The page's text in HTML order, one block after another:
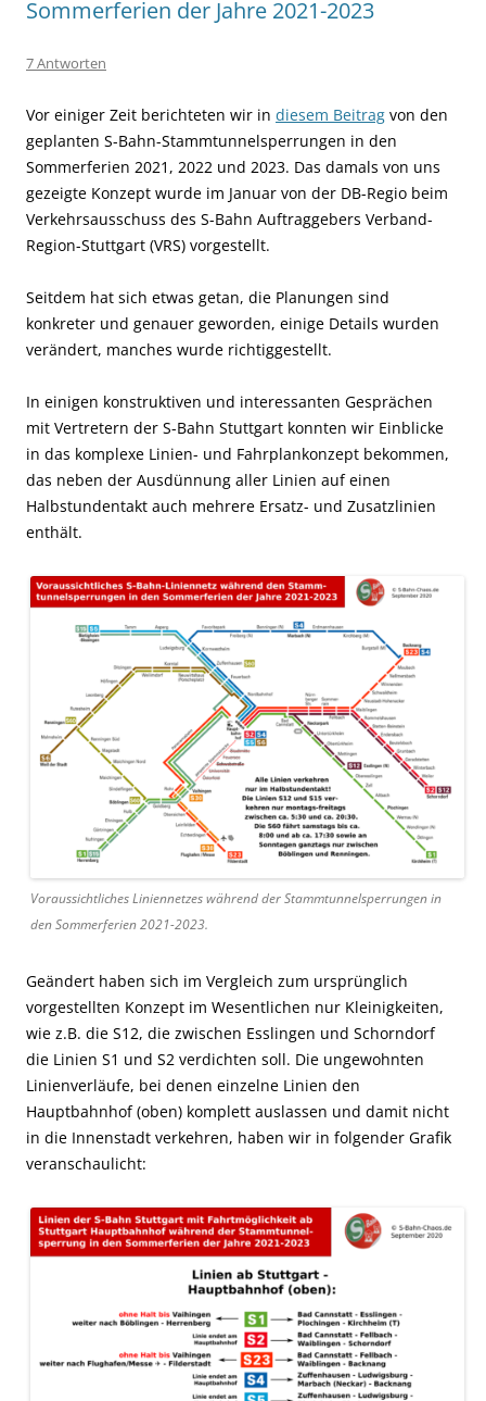
Sommerferien der Jahre 2021-2023
7 Antworten
Vor einiger Zeit berichteten wir in diesem Beitrag von den
geplanten S-Bahn-Stammtunnelsperrungen in den
Sommerferien 2021, 2022 und 2023. Das damals von uns
gezeigte Konzept wurde im Januar von der DB-Regio beim
Verkehrsausschuss des S-Bahn Auftraggebers Verband-
Region-Stuttgart (VRS) vorgestellt.
Seitdem hat sich etwas getan, die Planungen sind
konkreter und genauer geworden, einige Details wurden
verändert, manches wurde richtiggestellt.
In einigen konstruktiven und interessanten Gesprächen
mit Vertretern der S-Bahn Stuttgart konnten wir Einblicke
in das komplexe Linien- und Fahrplankonzept bekommen,
das neben der Ausdünnung aller Linien auf einen
Halbstundentakt auch mehrere Ersatz- und Zusatzlinien
enthält.
Voraussichtliches Liniennetzes während der Stammtunnelsperrungen in
den Sommerferien 2021-2023.
Geändert haben sich im Vergleich zum ursprünglich
vorgestellten Konzept im Wesentlichen nur Kleinigkeiten,
wie z.B. die S12, die zwischen Esslingen und Schorndorf
die Linien S1 und S2 verdichten soll. Die ungewohnten
Linienverläufe, bei denen einzelne Linien den
Hauptbahnhof (oben) komplett auslassen und damit nicht
in die Innenstadt verkehren, haben wir in folgender Grafik
veranschaulicht: